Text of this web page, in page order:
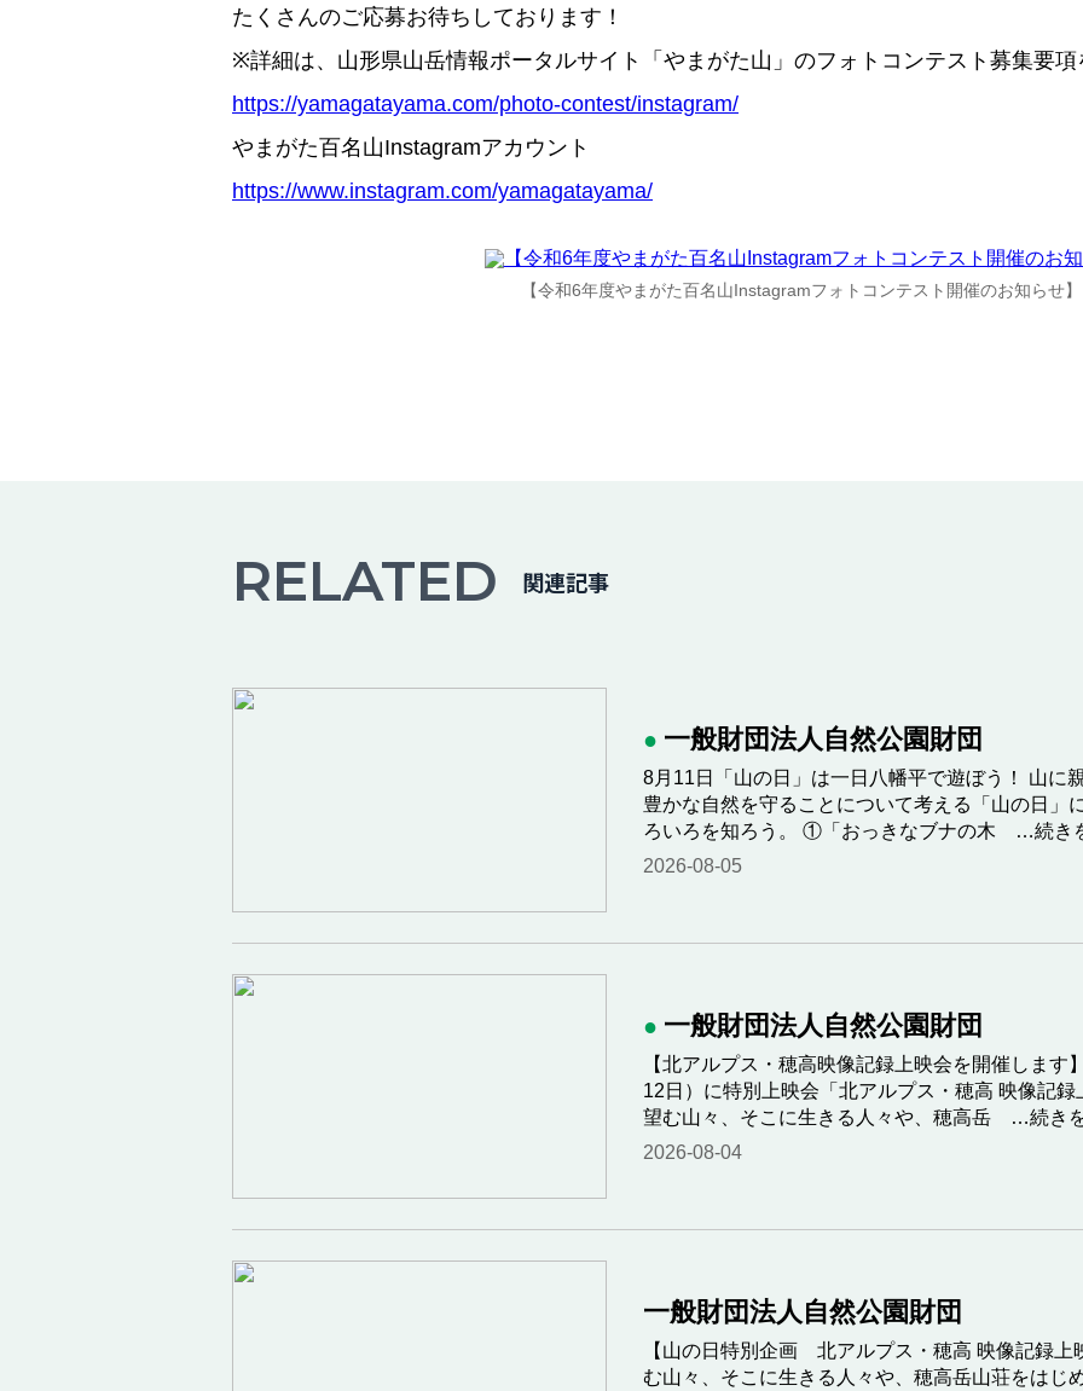
たくさんのご応募お待ちしております！
※詳細は、山形県山岳情報ポータルサイト「やまがた山」のフォトコンテスト募集要
https://yamagatayama.com/photo-contest/instagram/
やまがた百名山Instagramアカウント
https://www.instagram.com/yamagatayama/
【令和6年度やまがた百名山Instagramフォトコンテスト開催のお知らせ
RELATED 関連記事
一般財団法人自然公園財団
8月11日「山の日」は一日八幡平で遊ぼう！ 山に
豊かな自然を守ることについて考える「山の日」
ろいろを知ろう。 ①「おっきなブナの木 …続き
2026-08-05
一般財団法人自然公園財団
【北アルプス・穂高映像記録上映会を開催しま
12日）に特別上映会「北アルプス・穂高 映像記
望む山々、そこに生きる人々や、穂高岳 …続き
2026-08-04
一般財団法人自然公園財団
【山の日特別企画 北アルプス・穂高 映像記録上
む山々、そこに生きる人々や、穂高岳山荘をはじ